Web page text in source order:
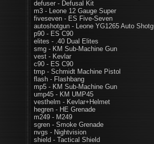
defuser - Defusal Kit
m3 - Leone 12 Gauge Super
fiveseven - ES Five-Seven
autoshotgun - Leone YG1265 Auto
p90 - ES C90
elites - .40 Dual Elites
smg - KM Sub-Machine Gun
vest - Kevlar
c90 - ES C90
tmp - Schmidt Machine Pistol
flash - Flashbang
mp5 - KM Sub-Machine Gun
ump45 - KM UMP45
vesthelm - Kevlar+Helmet
hegren - HE Grenade
m249 - M249
sgren - Smoke Grenade
nvgs - Nightvision
shield - Tactical Shield